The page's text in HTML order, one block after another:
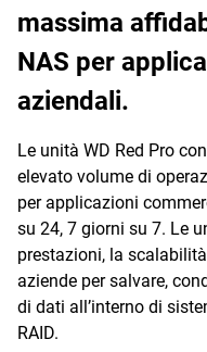
massima
NAS per
aziendali.
Le unità WD Red Pro
elevato volume di
per applicazioni
su 24, 7 giorni su 7. Le
prestazioni, la
aziende per salvare,
di dati all’interno di
RAID.